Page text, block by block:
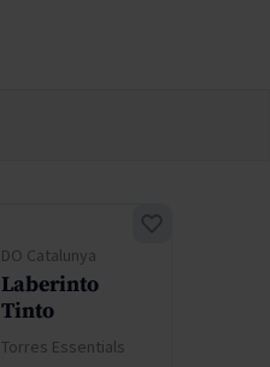
DO Catalunya
Laberinto
Tinto
Torres Essentials